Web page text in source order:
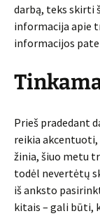
darbą, teks skirti
informacija apie
informacijos
Prieš pradedant
reikia akcentuoti,
žinia, šiuo metu
todėl nevertėtų
iš anksto
kitais – gali būti,